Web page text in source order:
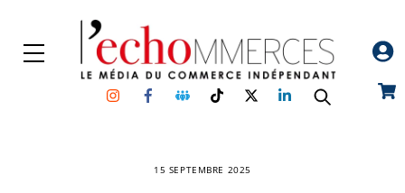
content
Menu
InstagramFacebookGroupe
Facebook
TikTokTwitterLinkedin
15 SEPTEMBRE 2025